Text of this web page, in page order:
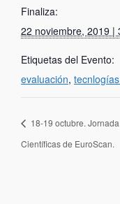
Finaliza:
22 noviembre, 2019 |
Etiquetas del Evento:
evaluación,
18-19 octubre. Jornada
Científicas de EuroScan.